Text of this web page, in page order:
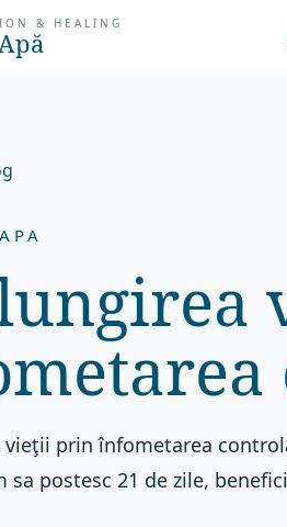
& HEALING
vieţii prin înfometarea
sa postesc 21 de zile,